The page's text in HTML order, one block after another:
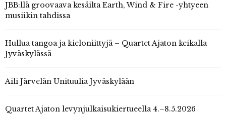
JBB:llä groovaava kesäilta Earth, Wind & Fire -yhtyeen
musiikin tahdissa
Hullua tangoa ja kieloniittyjä – Quartet Ajaton keikalla
Jyväskylässä
Aili Järvelän Unituulia Jyväskylään
Quartet Ajaton levynjulkaisukiertueella 4.–8.5.2026